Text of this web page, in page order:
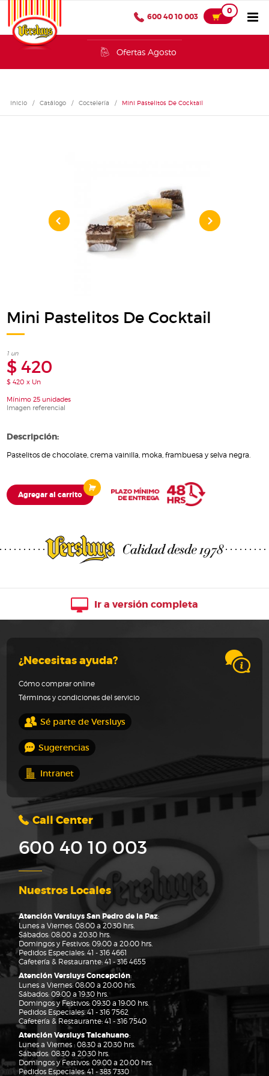
600 40 10 003
0
Ofertas Agosto
Inicio / Catálogo / Coctelería / Mini Pastelitos De Cocktail
Mini Pastelitos De Cocktail
1 un
$ 420
$ 420 x Un
Mínimo 25 unidades
Imagen referencial
Descripción:
Pastelitos de chocolate, crema vainilla, moka, frambuesa y selva negra.
Agregar al carrito
Ir a versión completa
¿Necesitas ayuda?
Cómo comprar online
Términos y condiciones del servicio
Sé parte de Versluys
Sugerencias
Intranet
Call Center
600 40 10 003
Nuestros Locales
Atención Versluys San Pedro de la Paz:
Lunes a Viernes: 08:00 a 20:30 hrs.
Sábados: 08:00 a 20:30 hrs.
Domingos y Festivos: 09:00 a 20:00 hrs.
Pedidos Especiales:41 - 316 4661
Cafetería & Restaurante:41 - 316 4655
Atención Versluys Concepción:
Lunes a Viernes: 08:00 a 20:00 hrs.
Sábados: 09:00 a 19:30 hrs.
Domingos y Festivos: 09:30 a 19:00 hrs.
Pedidos Especiales:41 - 316 7562
Cafetería & Restaurante:41 - 316 7540
Atención Versluys Talcahuano:
Lunes a Viernes : 08:30 a 20:30 hrs.
Sábados: 08:30 a 20:30 hrs.
Domingos y Festivos: 09:00 a 20:00 hrs.
Pedidos Especiales:41 - 383 7330